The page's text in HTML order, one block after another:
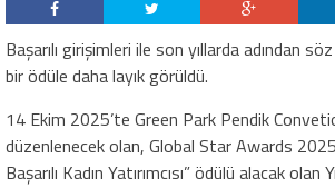
Başarılı girişimleri ile son yıllarda adından
bir ödüle daha layık görüldü.
14 Ekim 2025’te Green Park Pendik
düzenlenecek olan, Global Star Awards 2025
Başarılı Kadın Yatırımcısı” ödülü alacak olan